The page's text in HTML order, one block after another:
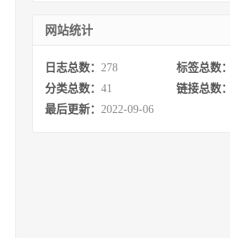
网站统计
日志总数： 278 标签总数：
分类总数： 41 链接总数：
最后更新： 2022-09-06